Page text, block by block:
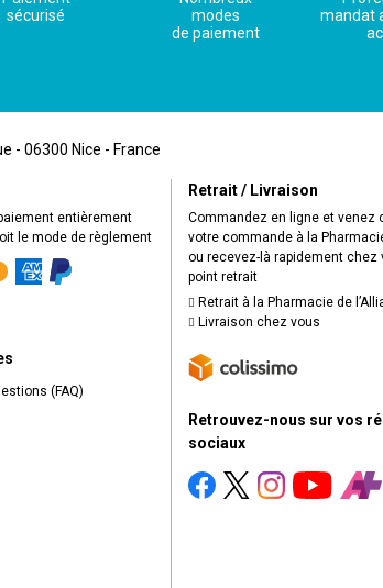
sécurisé
modes
de paiement
mandat
- 06300 Nice - France
entièrement
le mode de règlement
(FAQ)
Retrait / Livraison
Commandez en ligne et venez
votre commande à la
ou recevez-là rapidement chez
point retrait
Retrait à la Pharmacie de
Livraison chez vous
Retrouvez-nous sur vos
sociaux